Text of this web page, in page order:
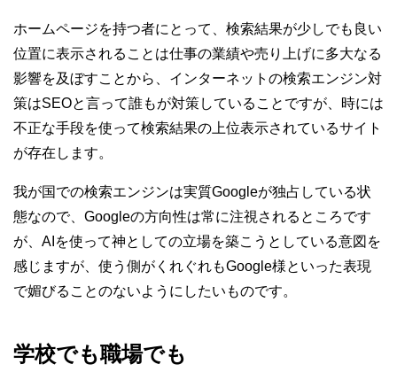
ホームページを持つ者にとって、検索結果が少しでも良い
位置に表示されることは仕事の業績や売り上げに多大なる
影響を及ぼすことから、インターネットの検索エンジン対
策はSEOと言って誰もが対策していることですが、時には
不正な手段を使って検索結果の上位表示されているサイト
が存在します。
我が国での検索エンジンは実質Googleが独占している状
態なので、Googleの方向性は常に注視されるところです
が、AIを使って神としての立場を築こうとしている意図を
感じますが、使う側がくれぐれもGoogle様といった表現
で媚びることのないようにしたいものです。
学校でも職場でも